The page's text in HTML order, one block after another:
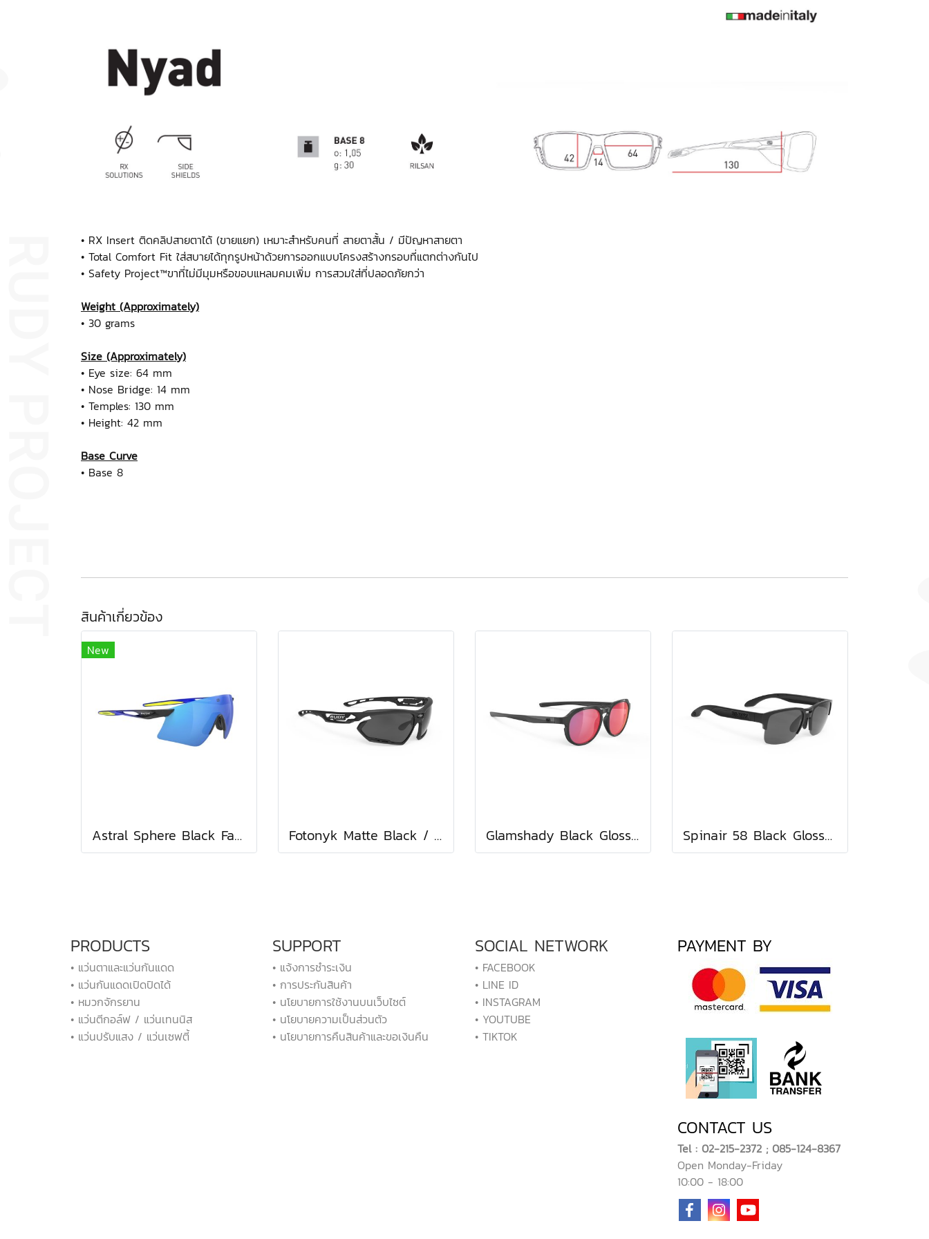
• RX Insert ติดคลิปสายตาได้ (ขายแยก) เหมาะสำหรับคนที่ สายตาสั้น / มีปัญหาสายตา
• Total Comfort Fit ใส่สบายได้ทุกรูปหน้าด้วยการออกแบบโครงสร้างกรอบที่แตกต่างกันไป
• Safety Project™ขาที่ไม่มีมุมหรือขอบแหลมคมเพิ่ม การสวมใส่ที่ปลอดภัยกว่า
Weight (Approximately)
• 30 grams
Size (Approximately)
• Eye size: 64 mm
• Nose Bridge: 14 mm
• Temples: 130 mm
• Height: 42 mm
Base Curve
• Base 8
สินค้าเกี่ยวข้อง
New
Astral Sphere Black Fade Crystal Blue Gloss / Polar 3FX Multilaser Blue Fotonyk Matte Black / Polar 3FX Grey (2 pairs of bumpers) Glamshady Black Gloss / Polar 3FX HDR Multilaser Red Spinair 58 Black Gloss / Polar 3 FX Grey
PRODUCTS
• แว่นตาและแว่นกันแดด
• แว่นกันแดดเปิดปิดได้
• หมวกจักรยาน
• แว่นตีกอล์ฟ / แว่นเทนนิส
• แว่นปรับแสง / แว่นเซฟตี้
SUPPORT
• แจ้งการชำระเงิน
• การประกันสินค้า
• นโยบายการใช้งานบนเว็บไซต์
• นโยบายความเป็นส่วนตัว
• นโยบายการคืนสินค้าและขอเงินคืน
SOCIAL NETWORK
• FACEBOOK
• LINE ID
• INSTAGRAM
• YOUTUBE
• TIKTOK
PAYMENT BY
CONTACT US
Tel : 02-215-2372 ; 085-124-8367
Open Monday-Friday
10:00 - 18:00